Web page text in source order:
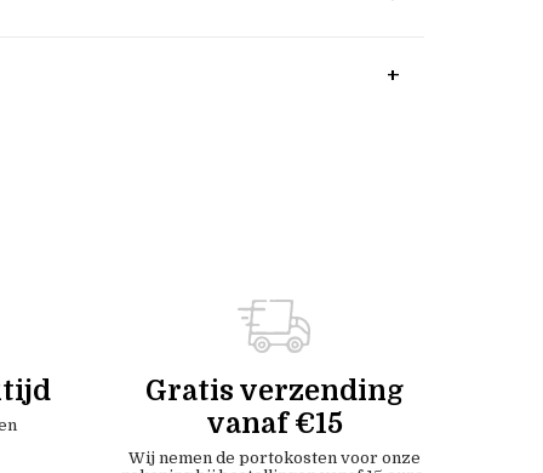
Gratis verzending
vanaf €15
Wij nemen de portokosten voor onze